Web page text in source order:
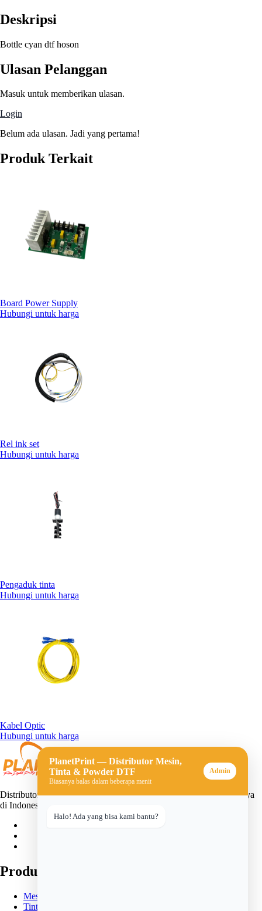
Deskripsi
Bottle cyan dtf hoson
Ulasan Pelanggan
Masuk untuk memberikan ulasan.
Login
Belum ada ulasan. Jadi yang pertama!
Produk Terkait
Board Power Supply
Hubungi untuk harga
Rel ink set
Hubungi untuk harga
Pengaduk tinta
Hubungi untuk harga
Kabel Optic
Hubungi untuk harga
Distributor mesin, tinta, dan powder DTF (Direct-to-Film) terpercaya
di Indonesia. Solusi lengkap untuk usaha sablon digital Anda.
Produk
Mesin DTF
Tinta DTF
PlanetPrint — Distributor Mesin,
Tinta & Powder DTF
Biasanya balas dalam beberapa menit
Admin
Halo! Ada yang bisa kami bantu?